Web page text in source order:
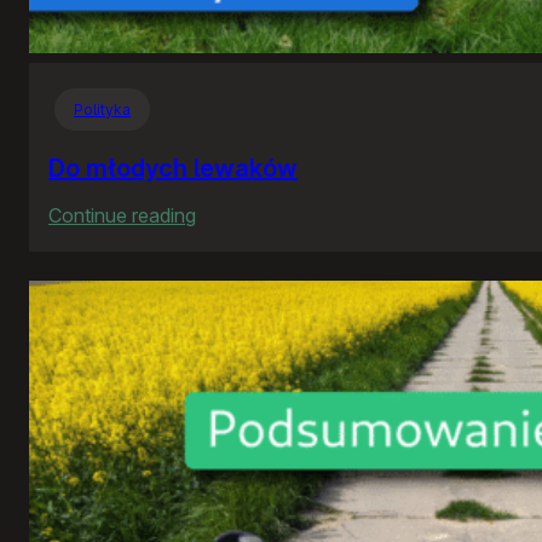
Polityka
Do młodych lewaków
Continue reading
młodych
lewaków